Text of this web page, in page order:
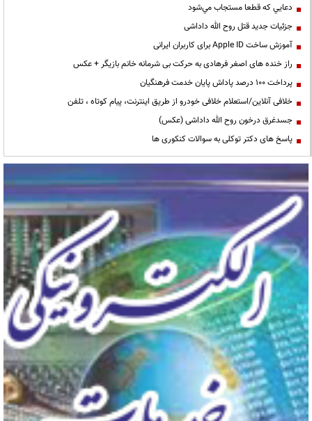
دعايي كه قطعا مستجاب مي‌شود
جزئیات جدید قتل روح الله داداشی
آموزش ساخت Apple ID برای کاربران ایرانی
راز خنده های اصغر فرهادی به حرکت بی شرمانه خانم بازیگر + عکس
پرداخت ۱۰۰ درصد پاداش پایان خدمت فرهنگیان
خلافی آنلاین/استعلام خلافی خودرو از طریق اینترنت، پیام کوتاه ، تلفن
جسدغرق درخون روح الله داداشی (عکس)
پاسخ های دکتر توکلی به سوالات کنکوری ها